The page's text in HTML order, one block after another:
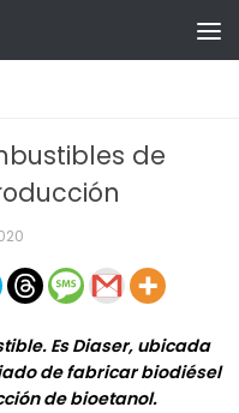
de
Es Diaser, ubicada
de fabricar biodiésel
de bioetanol.